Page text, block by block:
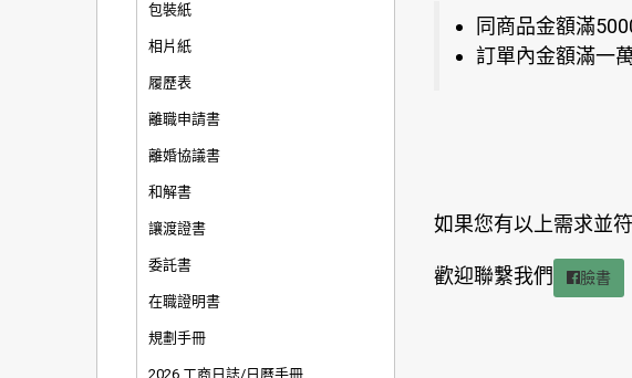
包裝紙
相片紙
履歷表
離職申請書
離婚協議書
和解書
讓渡證書
委託書
在職證明書
規劃手冊
2026 工商日誌/日曆手冊
同商品金額滿
訂單內金額滿一
如果您有以上需求並
歡迎聯繫我們 臉書